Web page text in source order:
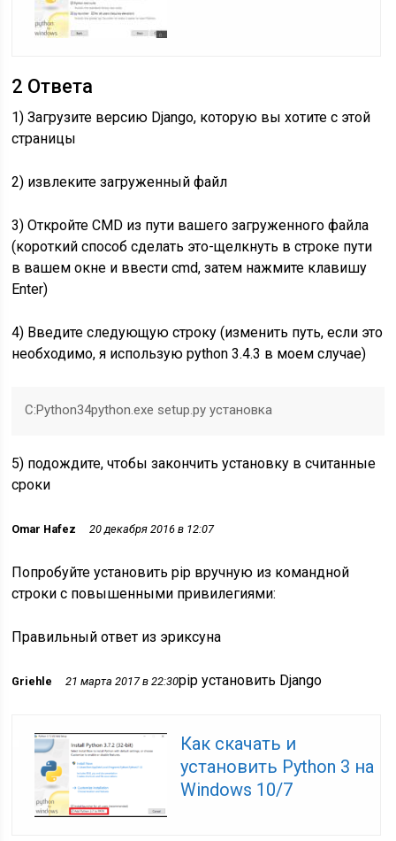
2 Ответа
1) Загрузите версию Django, которую вы хотите с этой
страницы
2) извлеките загруженный файл
3) Откройте CMD из пути вашего загруженного файла
(короткий способ сделать это-щелкнуть в строке пути
в вашем окне и ввести cmd, затем нажмите клавишу
Enter)
4) Введите следующую строку (изменить путь, если это
необходимо, я использую python 3.4.3 в моем случае)
C:Python34python.exe setup.py установка
5) подождите, чтобы закончить установку в считанные
сроки
Omar Hafez 20 декабря 2016 в 12:07
Попробуйте установить pip вручную из командной
строки с повышенными привилегиями:
Правильный ответ из эриксуна
Griehle 21 марта 2017 в 22:30pip установить Django
Как скачать и
установить Python 3 на
Windows 10/7